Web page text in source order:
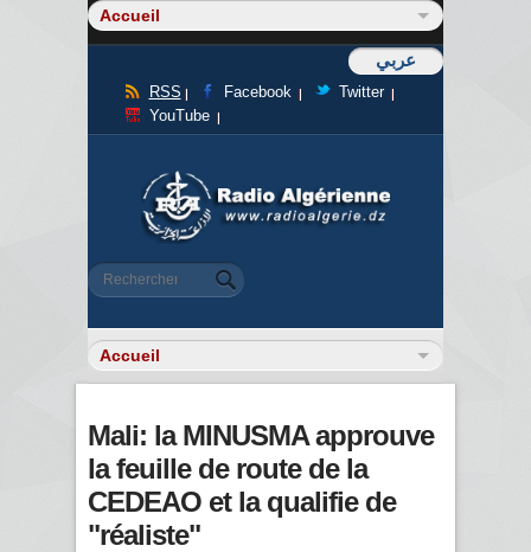
عربي
RSS Facebook
Twitter
YouTube
Formulaire de recherche
Rechercher
Mali: la MINUSMA approuve
la feuille de route de la
CEDEAO et la qualifie de
"réaliste"